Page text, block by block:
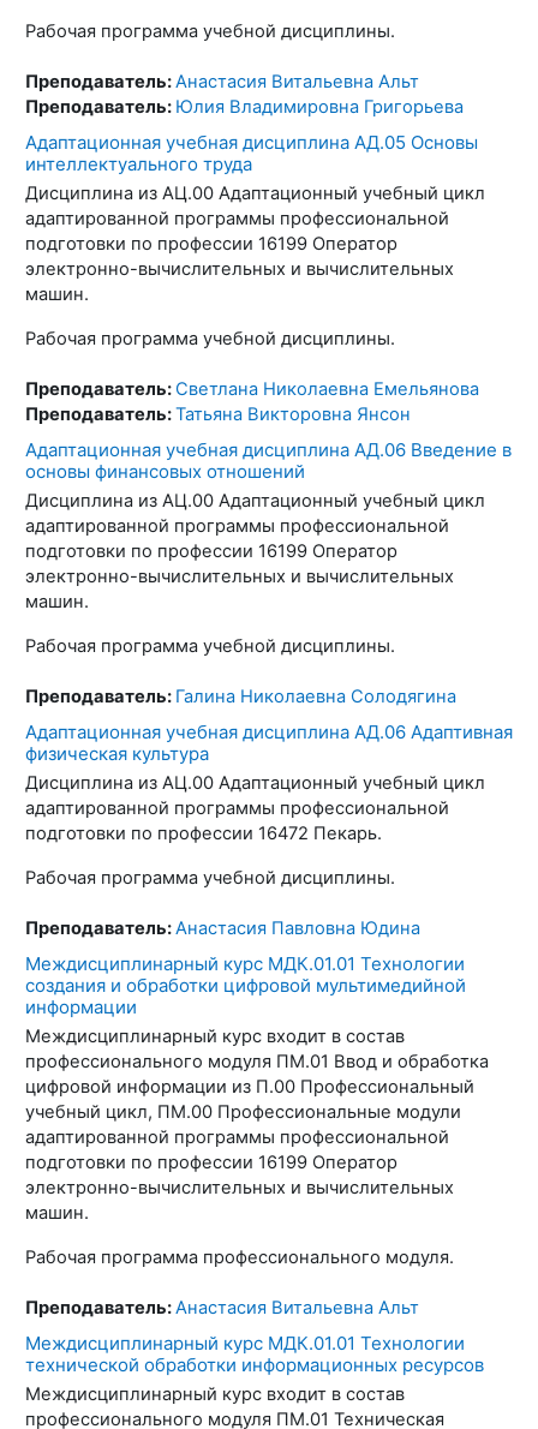
Рабочая программа учебной дисциплины.
Преподаватель:Анастасия Витальевна Альт
Преподаватель: Юлия Владимировна Григорьева
Адаптационная учебная дисциплина АД.05 Основы
интеллектуального труда
Дисциплина из АЦ.00 Адаптационный учебный цикл
адаптированной программы профессиональной
подготовки по профессии 16199 Оператор
электронно-вычислительных и вычислительных
машин.
Рабочая программа учебной дисциплины.
Преподаватель:Светлана Николаевна Емельянова
Преподаватель:Татьяна Викторовна Янсон
Адаптационная учебная дисциплина АД.06 Введение в
основы финансовых отношений
Дисциплина из АЦ.00 Адаптационный учебный цикл
адаптированной программы профессиональной
подготовки по профессии 16199 Оператор
электронно-вычислительных и вычислительных
машин.
Рабочая программа учебной дисциплины.
Преподаватель: Галина Николаевна Солодягина
Адаптационная учебная дисциплина АД.06 Адаптивная
физическая культура
Дисциплина из АЦ.00 Адаптационный учебный цикл
адаптированной программы профессиональной
подготовки по профессии 16472 Пекарь.
Рабочая программа учебной дисциплины.
Преподаватель:Анастасия Павловна Юдина
Междисциплинарный курс МДК.01.01 Технологии
создания и обработки цифровой мультимедийной
информации
Междисциплинарный курс входит в состав
профессионального модуля ПМ.01 Ввод и обработка
цифровой информации из П.00 Профессиональный
учебный цикл, ПМ.00 Профессиональные модули
адаптированной программы профессиональной
подготовки по профессии 16199 Оператор
электронно-вычислительных и вычислительных
машин.
Рабочая программа профессионального модуля.
Преподаватель:Анастасия Витальевна Альт
Междисциплинарный курс МДК.01.01 Технологии
технической обработки информационных ресурсов
Междисциплинарный курс входит в состав
профессионального модуля ПМ.01 Техническая